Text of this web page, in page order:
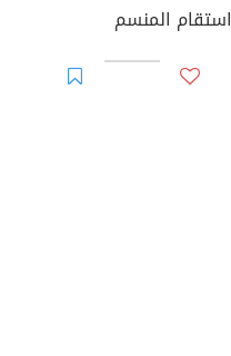
استقام المنسم